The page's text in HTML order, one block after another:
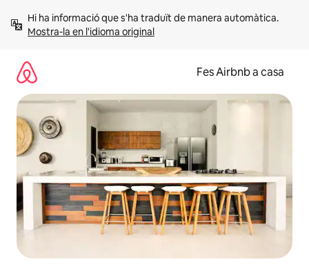
Mostra-la en l'idioma original
Fes Airbnb a casa